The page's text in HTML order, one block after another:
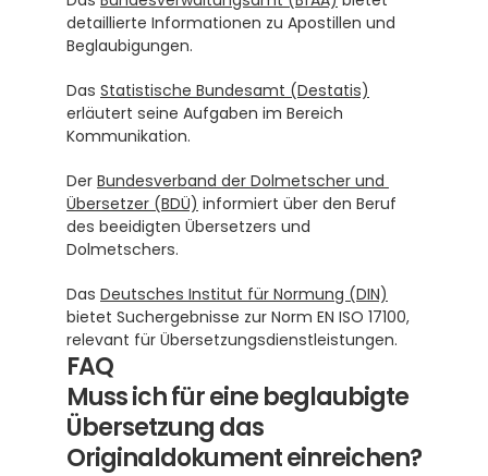
detaillierte Informationen zu Apostillen und
Beglaubigungen.
Das Statistische Bundesamt (Destatis)
erläutert seine Aufgaben im Bereich
Kommunikation.
Der Bundesverband der Dolmetscher und
Übersetzer (BDÜ) informiert über den Beruf
des beeidigten Übersetzers und
Dolmetschers.
Das Deutsches Institut für Normung (DIN)
bietet Suchergebnisse zur Norm EN ISO 17100,
relevant für Übersetzungsdienstleistungen.
FAQ
Muss ich für eine beglaubigte
Übersetzung das
Originaldokument einreichen?